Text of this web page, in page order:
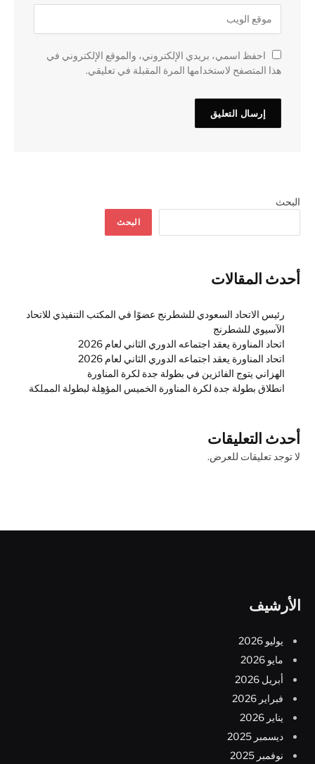
احفظ اسمي، بريدي الإلكتروني، والموقع الإلكتروني في
هذا المتصفح لاستخدامها المرة المقبلة في تعليقي.
البحث
البحث
أحدث المقالات
رئيس الاتحاد السعودي للشطرنج عضوًا في المكتب التنفيذي للاتحاد
الآسيوي للشطرنج
اتحاد المناورة يعقد اجتماعه الدوري الثاني لعام 2026
اتحاد المناورة يعقد اجتماعه الدوري الثاني لعام 2026
الهزاني يتوج الفائزين في بطولة جدة لكرة المناورة
انطلاق بطولة جدة لكرة المناورة الخميس المؤهِلة لبطولة المملكة
أحدث التعليقات
لا توجد تعليقات للعرض.
الأرشيف
يوليو 2026
مايو 2026
أبريل 2026
فبراير 2026
يناير 2026
ديسمبر 2025
نوفمبر 2025